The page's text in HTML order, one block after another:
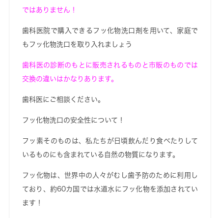
ではありません！
歯科医院で購入できるフッ化物洗口剤を用いて、家庭で
もフッ化物洗口を取り入れましょう
歯科医の診断のもとに販売されるものと 市販のものでは
交換の違いはかなりあります。
歯科医にご相談ください。
フッ化物洗口の安全性について！
フッ素そのものは、私たちが日頃飲んだり食べたりして
いるものにも含まれている自然の物質になります。
フッ化物は、世界中の人々がむし歯予防のために利用し
ており、約60カ国では水道水にフッ化物を添加されてい
ます！